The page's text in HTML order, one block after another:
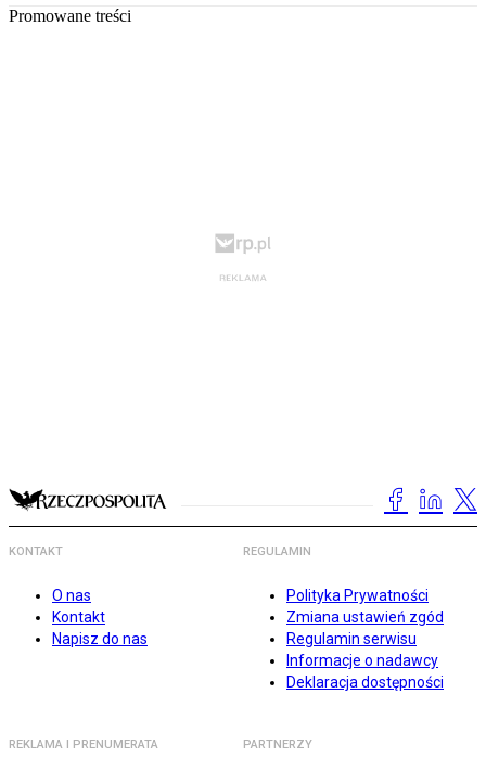
Promowane treści
KONTAKT
O nas
Kontakt
Napisz do nas
REGULAMIN
Polityka Prywatności
Zmiana ustawień zgód
Regulamin serwisu
Informacje o nadawcy
Deklaracja dostępności
REKLAMA I PRENUMERATA PARTNERZY